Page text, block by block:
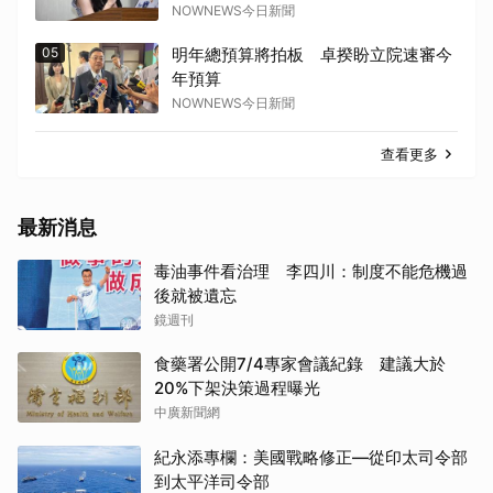
NOWNEWS今日新聞
05
明年總預算將拍板 卓揆盼立院速審今
年預算
NOWNEWS今日新聞
查看更多
最新消息
毒油事件看治理 李四川：制度不能危機過
後就被遺忘
鏡週刊
食藥署公開7/4專家會議紀錄 建議大於
20%下架決策過程曝光
中廣新聞網
紀永添專欄：美國戰略修正—從印太司令部
到太平洋司令部